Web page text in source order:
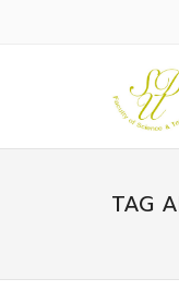
TAG